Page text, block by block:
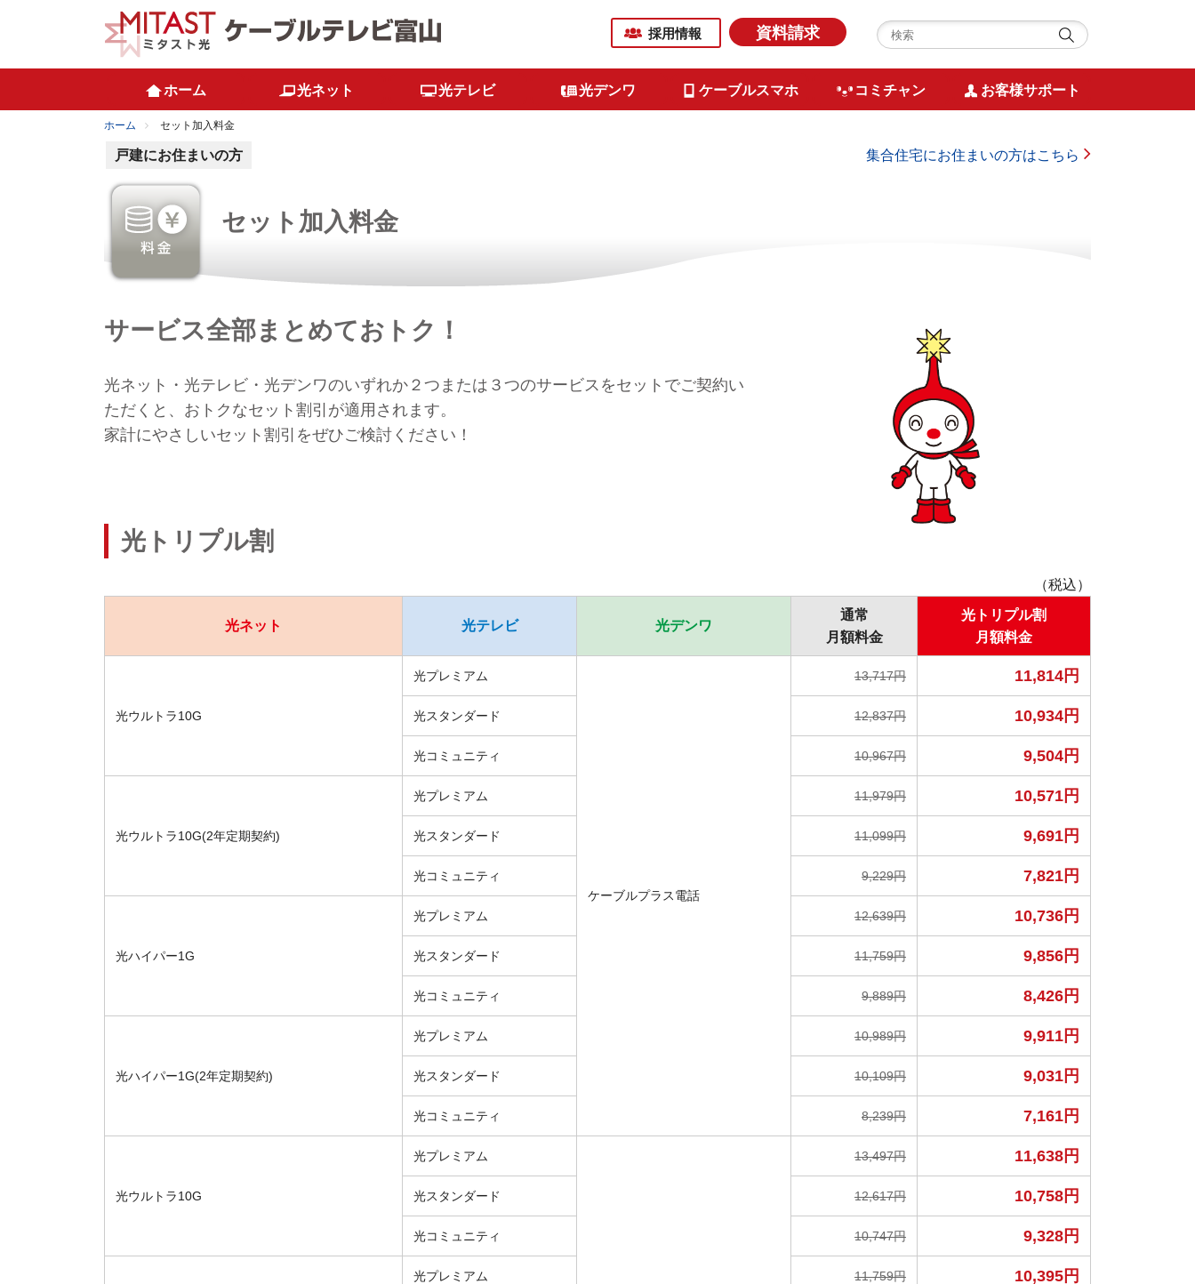
採用情報 資料請求
ホーム 光ネット 光テレビ 光デンワ ケーブルスマホ コミチャン お客様サポート
ホーム セット加入料金
集合住宅にお住まいの方はこちら
戸建にお住まいの方
セット加入料金
サービス全部まとめておトク！
光ネット・光テレビ・光デンワのいずれか２つまたは３つのサービスをセットでご契約い
ただくと、おトクなセット割引が適用されます。
家計にやさしいセット割引をぜひご検討ください！
光トリプル割
（税込）
光ネット 光テレビ 光デンワ
通常
月額料金
光トリプル割
月額料金
光ウルトラ10G
光プレミアム
ケーブルプラス電話
13,717円 11,814円
光スタンダード 12,837円 10,934円
光コミュニティ 10,967円 9,504円
光ウルトラ10G(2年定期契約)
光プレミアム 11,979円 10,571円
光スタンダード 11,099円 9,691円
光コミュニティ 9,229円 7,821円
光ハイパー1G
光プレミアム 12,639円 10,736円
光スタンダード 11,759円 9,856円
光コミュニティ 9,889円 8,426円
光ハイパー1G(2年定期契約)
光プレミアム 10,989円 9,911円
光スタンダード 10,109円 9,031円
光コミュニティ 8,239円 7,161円
光ウルトラ10G
光プレミアム 13,497円 11,638円
光スタンダード 12,617円 10,758円
光コミュニティ 10,747円 9,328円
光プレミアム 11,759円 10,395円